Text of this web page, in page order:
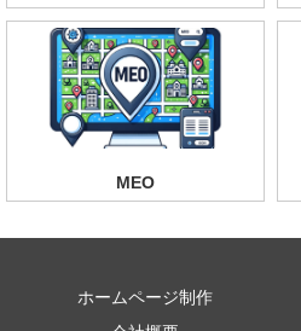
MEO
ホームページ制作